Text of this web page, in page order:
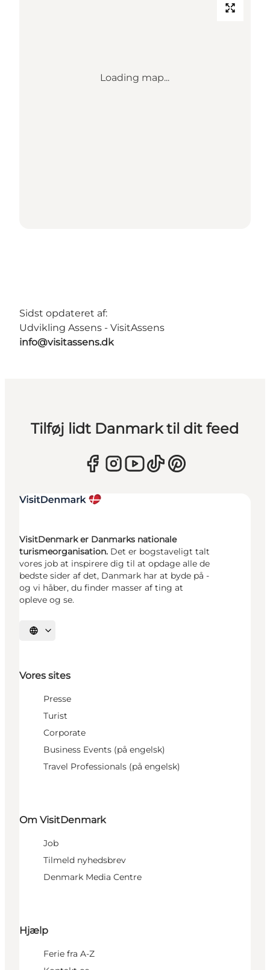
Loading map...
Sidst opdateret af:
Udvikling Assens - VisitAssens
info@visitassens.dk
Tilføj lidt Danmark til dit feed
VisitDenmark er Danmarks nationale
turismeorganisation. Det er bogstaveligt talt
vores job at inspirere dig til at opdage alle de
bedste sider af det, Danmark har at byde på -
og vi håber, du finder masser af ting at
opleve og se.
Vælg sprog
Vores sites
Presse
Turist
Corporate
Business Events (på engelsk)
Travel Professionals (på engelsk)
Om VisitDenmark
Job
Tilmeld nyhedsbrev
Denmark Media Centre
Hjælp
Ferie fra A-Z